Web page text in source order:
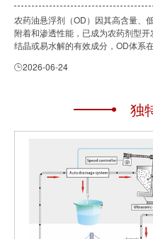
农药油悬浮剂（OD）因其高含量、
附着和渗透性能，已成为农药剂型
结晶或易水解的有效成分，OD体系
2026-06-24
独